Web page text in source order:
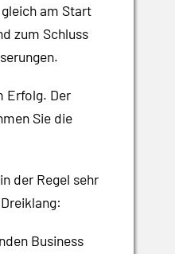
am Start
zum Schluss
Erfolg. Der
Sie die
der Regel sehr
Business